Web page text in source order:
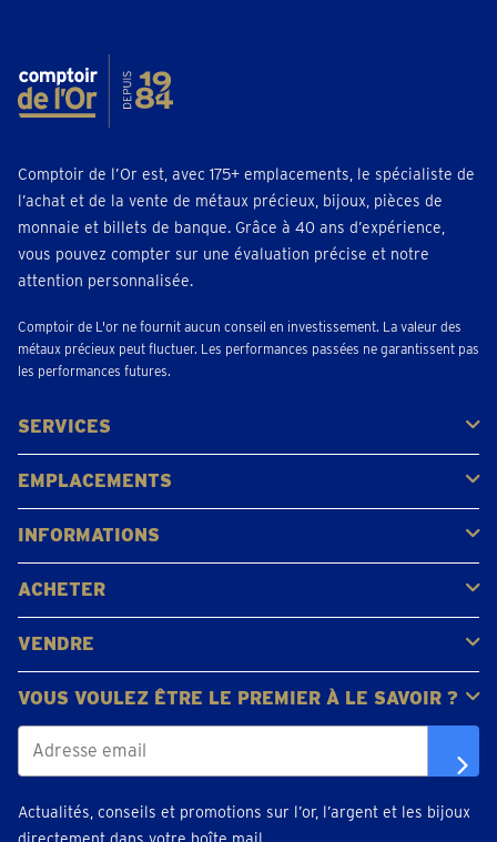
Comptoir de l’Or est, avec 175+ emplacements, le spécialiste de
l’achat et de la vente de métaux précieux, bijoux, pièces de
monnaie et billets de banque. Grâce à 40 ans d’expérience,
vous pouvez compter sur une évaluation précise et notre
attention personnalisée.
Comptoir de L'or ne fournit aucun conseil en investissement. La valeur des
métaux précieux peut fluctuer. Les performances passées ne garantissent pas
les performances futures.
SERVICES
Acheter
Vendre
Vente aux enchères
EMPLACEMENTS
Gerpinnes
Liège
Namur
Waterloo
Woluwe-Saint-Lambert
Voir tous les emplacements
INFORMATIONS
FAQ
Avis clients
ACHETER
Acheter de l'or
Acheter des pièces
Acheter de l'argent
VENDRE
Bijoux en or
Pièces d'or
Lingots d'or
VOUS VOULEZ ÊTRE LE PREMIER À LE SAVOIR ?
Actualités, conseils et promotions sur l’or, l’argent et les bijoux
directement dans votre boîte mail.